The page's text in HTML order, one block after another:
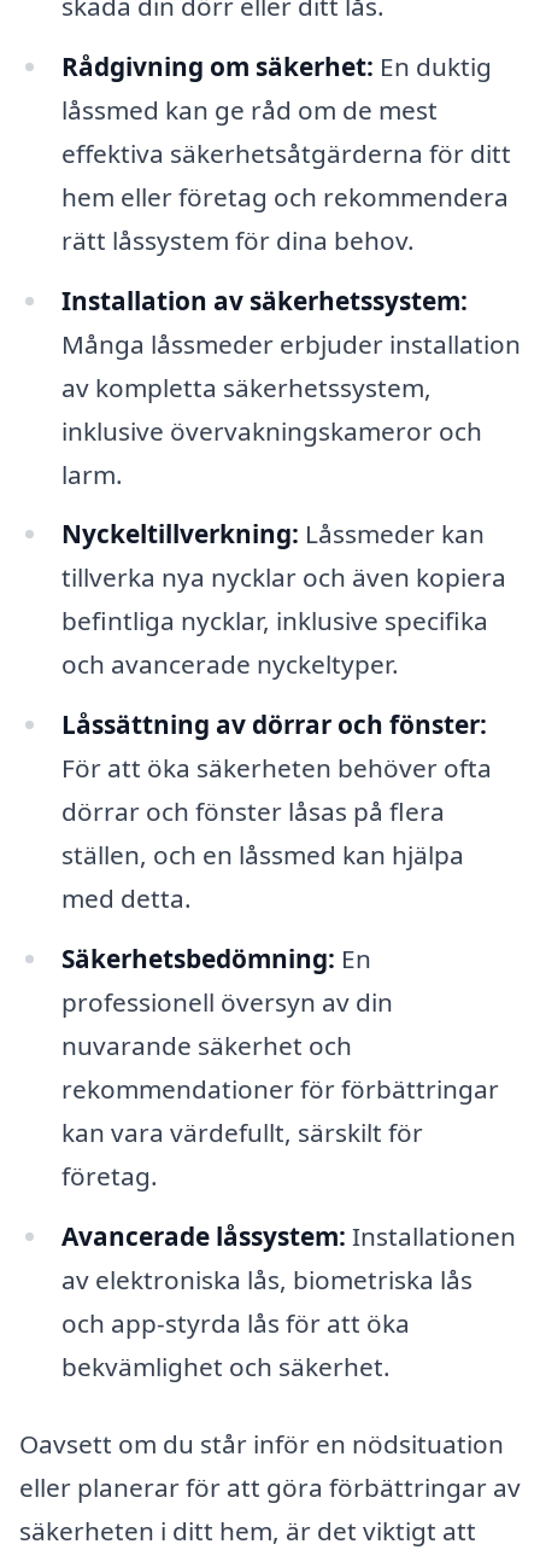
Rådgivning om säkerhet: En duktig
låssmed kan ge råd om de mest
effektiva säkerhetsåtgärderna för ditt
hem eller företag och rekommendera
rätt låssystem för dina behov.
Installation av säkerhetssystem:
Många låssmeder erbjuder installation
av kompletta säkerhetssystem,
inklusive övervakningskameror och
larm.
Nyckeltillverkning: Låssmeder kan
tillverka nya nycklar och även kopiera
befintliga nycklar, inklusive specifika
och avancerade nyckeltyper.
Låssättning av dörrar och fönster:
För att öka säkerheten behöver ofta
dörrar och fönster låsas på flera
ställen, och en låssmed kan hjälpa
med detta.
Säkerhetsbedömning: En
professionell översyn av din
nuvarande säkerhet och
rekommendationer för förbättringar
kan vara värdefullt, särskilt för
företag.
Avancerade låssystem: Installationen
av elektroniska lås, biometriska lås
och app-styrda lås för att öka
bekvämlighet och säkerhet.
Oavsett om du står inför en nödsituation
eller planerar för att göra förbättringar av
säkerheten i ditt hem, är det viktigt att